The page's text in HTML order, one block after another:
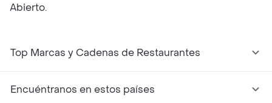
Abierto.
Top Marcas y Cadenas de Restaurantes
Encuéntranos en estos países